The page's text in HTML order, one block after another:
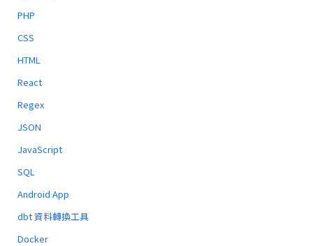
PHP
CSS
HTML
React
Regex
JSON
JavaScript
SQL
Android App
dbt 資料轉換工具
Docker